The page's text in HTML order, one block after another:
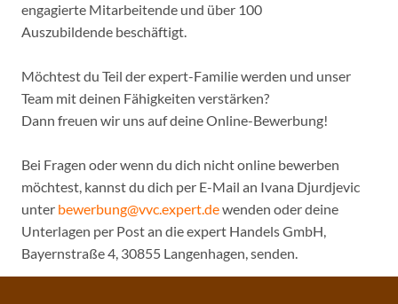
engagierte Mitarbeitende und über 100
Auszubildende beschäftigt.
Möchtest du Teil der expert-Familie werden und unser
Team mit deinen Fähigkeiten verstärken?
Dann freuen wir uns auf deine Online-Bewerbung!
Bei Fragen oder wenn du dich nicht online bewerben
möchtest, kannst du dich per E-Mail an Ivana Djurdjevic
unter bewerbung@vvc.expert.dewenden oder deine
Unterlagen per Post an die expert Handels GmbH,
Bayernstraße 4, 30855 Langenhagen, senden.